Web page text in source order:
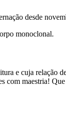
desde
monoclonal.
e cuja relação
com maestria!